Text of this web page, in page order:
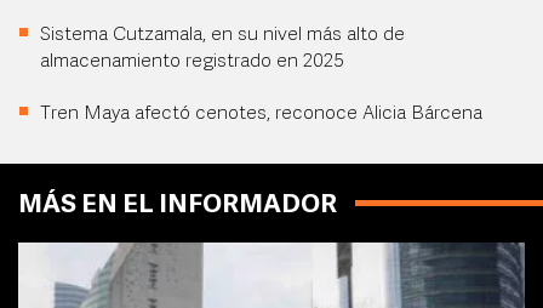
Sistema Cutzamala, en su nivel más alto de
almacenamiento registrado en 2025
Tren Maya afectó cenotes, reconoce Alicia Bárcena
MÁS EN EL INFORMADOR